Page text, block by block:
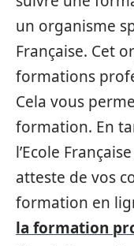
un organisme
Française. Cet
formations
Cela vous
formation. En
l’Ecole
atteste de vos
formation en
la formation